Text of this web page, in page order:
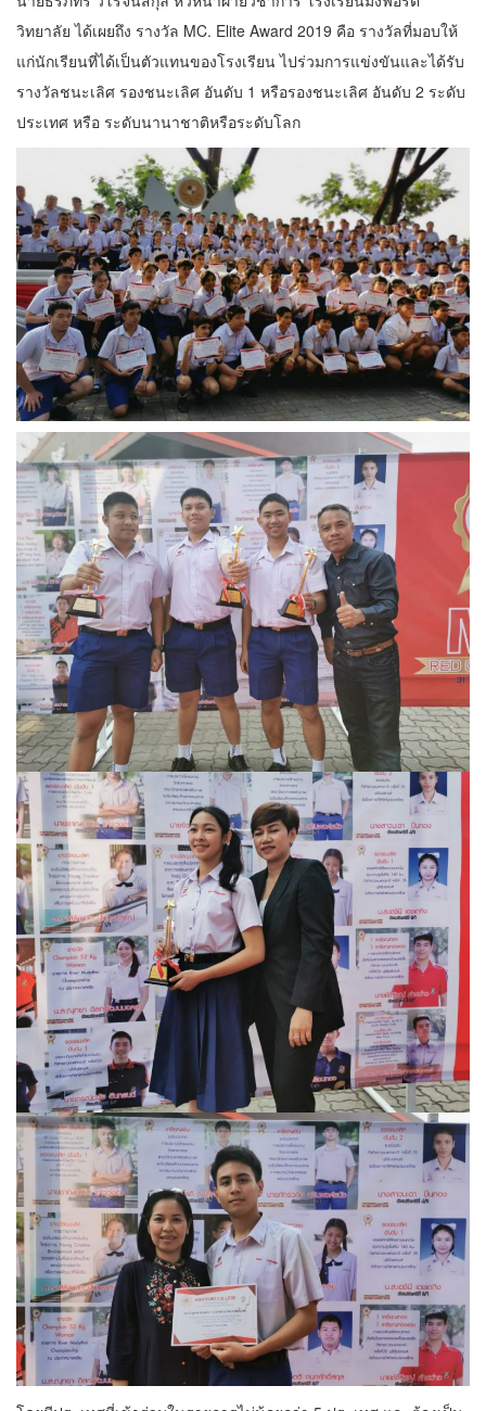
วิทยาลัย ได้เผยถึง รางวัล MC. Elite Award 2019 คือ รางวัลที่มอบให้
แก่นักเรียนที่ได้เป็นตัวแทนของโรงเรียน ไปร่วมการแข่งขันและได้รับ
รางวัลชนะเลิศ รองชนะเลิศ อันดับ 1 หรือรองชนะเลิศ อันดับ 2 ระดับ
ประเทศ หรือ ระดับนานาชาติหรือระดับโลก